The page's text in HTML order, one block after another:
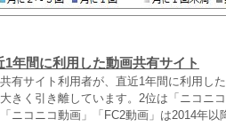
1年間に利用した動画共有サイト
有サイト利用者が、直近1年間に利用し
きく引き離しています。2位は「ニコニ
ニコニコ動画」「FC2動画」は2014年